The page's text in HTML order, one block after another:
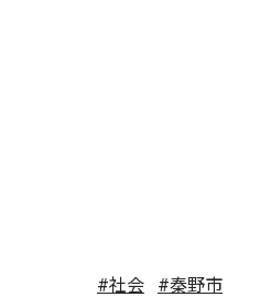
#社会 #秦野市